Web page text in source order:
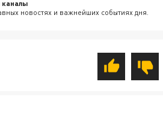
каналы
новостях и важнейших событиях дня.